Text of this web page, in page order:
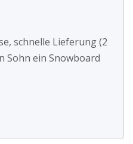
schnelle Lieferung (2
Sohn ein Snowboard